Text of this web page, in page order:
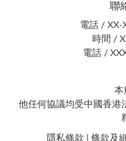
聯
電話 / XX-
時間 /
電話 /
本服務條款及
他任何協議均受中國香港
隱私條款 | 條款及